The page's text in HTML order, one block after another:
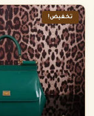
تخفيض!